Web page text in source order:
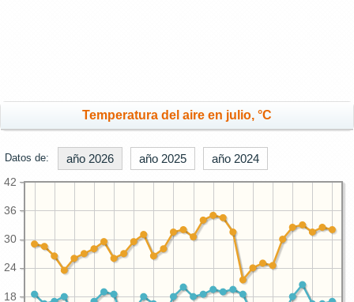
Temperatura del aire en julio, °C
Datos de: año 2026 año 2025 año 2024
18
24
30
36
42